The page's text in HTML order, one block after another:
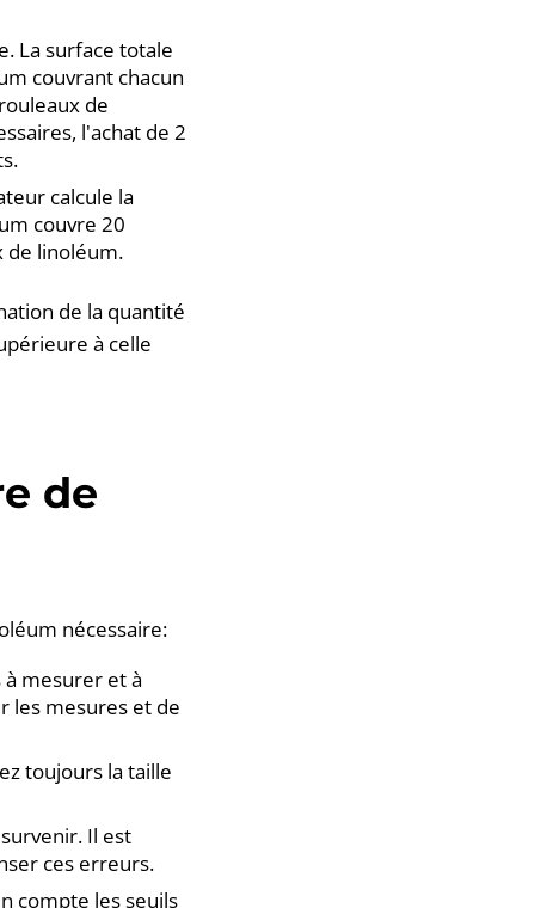
La surface totale
couvrant chacun
de
l'achat de 2
calcule la
couvre 20
de linoléum.
de la quantité
à celle
de
nécessaire:
à mesurer et à
les mesures et de
toujours la taille
Il est
ces erreurs.
compte les seuils